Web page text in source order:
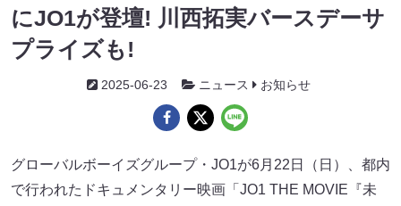
にJO1が登壇! 川西拓実バースデーサ
プライズも!
2025-06-23 ニュース お知らせ
グローバルボーイズグループ・JO1が6月22日（日）、都内
で行われたドキュメンタリー映画「JO1 THE MOVIE『未